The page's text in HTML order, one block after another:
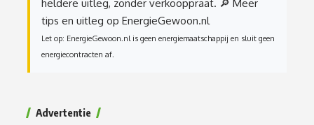
heldere uitleg, zonder verkooppraat. 🔎 Meer
tips en uitleg op EnergieGewoon.nl
Let op: EnergieGewoon.nl is geen energiemaatschappij en sluit geen
energiecontracten af.
Advertentie